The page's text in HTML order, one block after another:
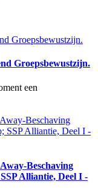
Groepsbewustzijn.
een
Beschaving
Alliantie, Deel I -